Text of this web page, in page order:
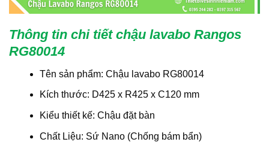
Thông tin chi tiết chậu lavabo Rangos
RG80014
Tên sản phẩm: Chậu lavabo RG80014
Kích thước: D425 x R425 x C120 mm
Kiểu thiết kế: Chậu đặt bàn
Chất Liệu: Sứ Nano (Chống bám bẩn)